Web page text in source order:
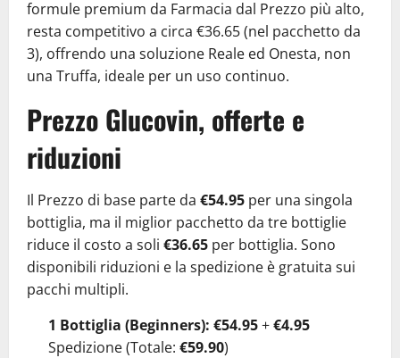
formule premium da Farmacia dal Prezzo più alto,
resta competitivo a circa €36.65 (nel pacchetto da
3), offrendo una soluzione Reale ed Onesta, non
una Truffa, ideale per un uso continuo.
Prezzo Glucovin, offerte e
riduzioni
Il Prezzo di base parte da €54.95 per una singola
bottiglia, ma il miglior pacchetto da tre bottiglie
riduce il costo a soli €36.65 per bottiglia. Sono
disponibili riduzioni e la spedizione è gratuita sui
pacchi multipli.
1 Bottiglia (Beginners): €54.95+€4.95
Spedizione (Totale: €59.90)